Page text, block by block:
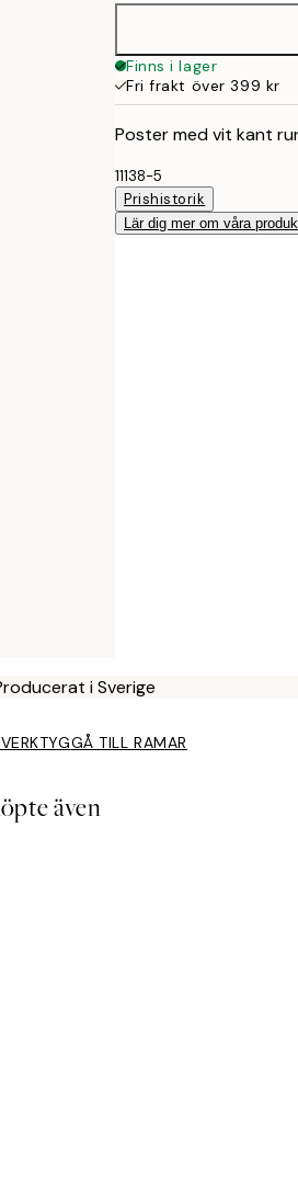
Finns i lager
Fri frakt över 399 kr
Poster med vit kant
11138-5
Prishistorik
Lär dig mer om våra
i Sverige
GÅ TILL RAMAR
även